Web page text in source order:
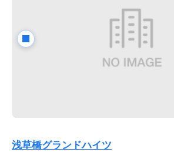
浅草橋グランドハイツ